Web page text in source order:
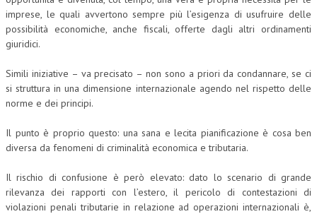
imprese, le quali avvertono sempre più l’esigenza di usufruire delle
possibilità economiche, anche fiscali, offerte dagli altri ordinamenti
giuridici.
Simili iniziative – va precisato – non sono a priori da condannare, se ci
si struttura in una dimensione internazionale agendo nel rispetto delle
norme e dei principi.
Il punto è proprio questo: una sana e lecita pianificazione è cosa ben
diversa da fenomeni di criminalità economica e tributaria.
Il rischio di confusione è però elevato: dato lo scenario di grande
rilevanza dei rapporti con l’estero, il pericolo di contestazioni di
violazioni penali tributarie in relazione ad operazioni internazionali è,